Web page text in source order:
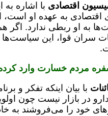
اقتصادی با اشاره
به عهده او است،
به او ربطی ندارد.
سران قوا، این سیاست‌ها
مردم خسارت وارد
با بیان اینکه تفکر و
در بازار نیست چون
خود را می‌فروشند به